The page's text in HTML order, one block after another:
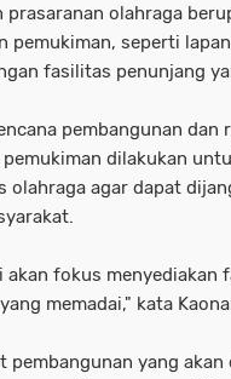
prasaranan olahraga
pemukiman, seperti
fasilitas penunjang
pembangunan dan
dilakukan
agar dapat
akan fokus menyediakan
memadai," kata
pembangunan yang